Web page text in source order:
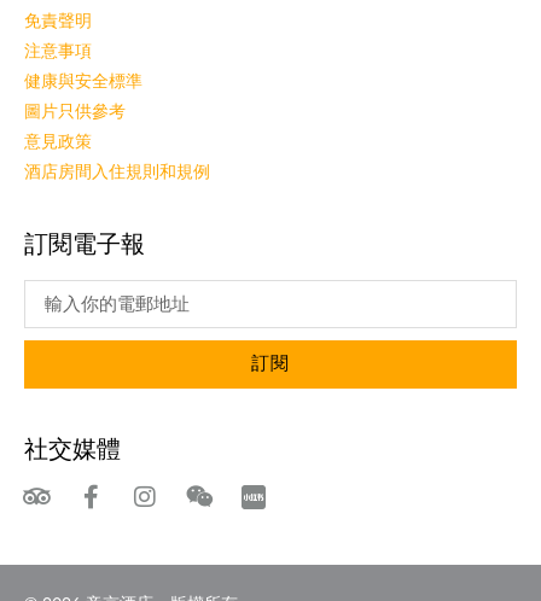
免責聲明
注意事項
健康與安全標準
圖片只供參考
意見政策
酒店房間入住規則和規例
訂閱電子報
訂閱
社交媒體